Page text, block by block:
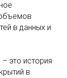
в данных и
это история
в